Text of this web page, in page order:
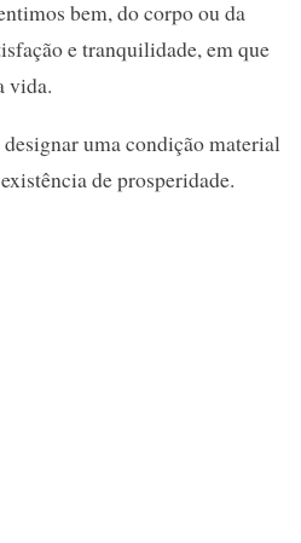
bem, do corpo ou da
e tranquilidade, em que
vida.
uma condição material
de prosperidade.